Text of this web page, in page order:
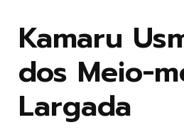
Kamaru
dos Meio-
Largada